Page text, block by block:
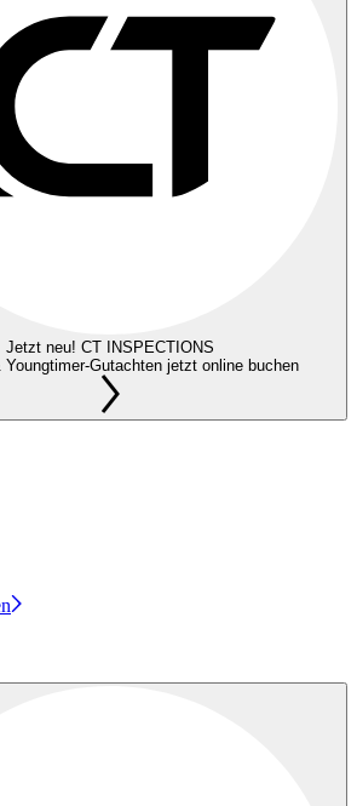
Jetzt neu! CT INSPECTIONS
Youngtimer-Gutachten jetzt online buchen